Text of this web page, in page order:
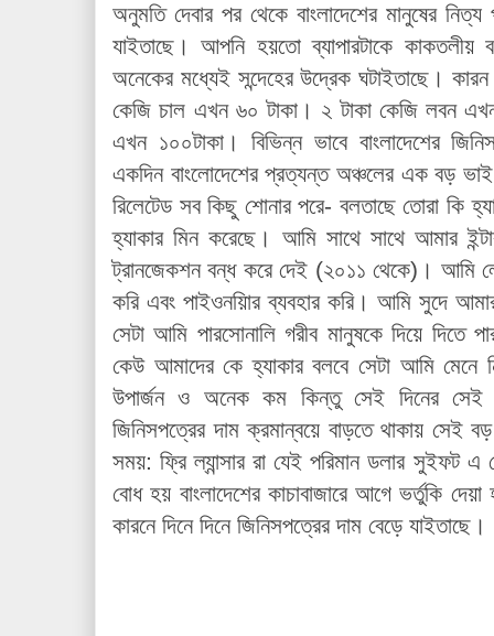
অনুমতি দেবার পর থেকে বাংলাদেশের মানুষের
যাইতাছে। আপনি হয়তো ব্যাপারটাকে কাকতলীয়
অনেকের মধ্যেই সন্দেহের উদ্রেক ঘটাইতাছে।
কেজি চাল এখন ৬০ টাকা। ২ টাকা কেজি লবন
এখন ১০০টাকা। বিভিন্ন ভাবে বাংলাদেশের
একদিন বাংলোদেশের প্রত্যন্ত অঞ্চলের এক বড় ভাই
রিলেটেড সব কিছু শোনার পরে- বলতাছে তোরা কি
হ্যাকার মিন করেছে। আমি সাথে সাথে আমার
ট্রানজেকশন বন্ধ করে দেই (২০১১ থেকে)। আমি
করি এবং পাইওনয়িার ব্যবহার করি। আমি সুদে
সেটা আমি পারসোনালি গরীব মানুষকে দিয়ে দিতে
কেউ আমাদের কে হ্যাকার বলবে সেটা আমি মেনে
উপার্জন ও অনেক কম কিন্তু সেই দিনের সেই
জিনিসপত্রের দাম ক্রমান্বয়ে বাড়তে থাকায় সেই
সময়: ফ্রি ল্যান্সার রা যেই পরিমান ডলার সুইফট এ
বোধ হয় বাংলাদেশের কাচাবাজারে আগে ভর্তুকি
কারনে দিনে দিনে জিনিসপত্রের দাম বেড়ে যাইতাছে।